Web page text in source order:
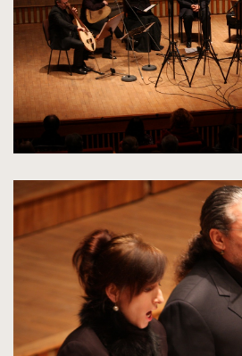
oryginalnych
spowoduje
powiększenie
zdjęcia
rozmiarów
oryginalnych